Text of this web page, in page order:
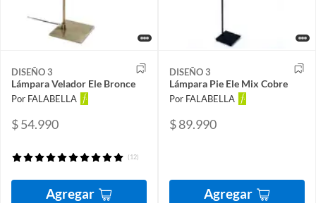
DISEÑO 3
Lámpara Velador Ele Bronce
Por FALABELLA
$ 54.990
(12)
Agregar
DISEÑO 3
Lámpara Pie Ele Mix Cobre
Por FALABELLA
$ 89.990
Agregar